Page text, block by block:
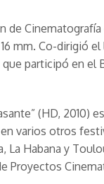
de
mm. Co-dirigió
participó en el
(HD, 2010)
varios otros
La Habana y
Proyectos